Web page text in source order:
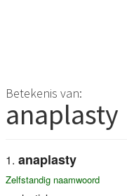
Betekenis van:
anaplasty
anaplasty
Zelfstandig naamwoord